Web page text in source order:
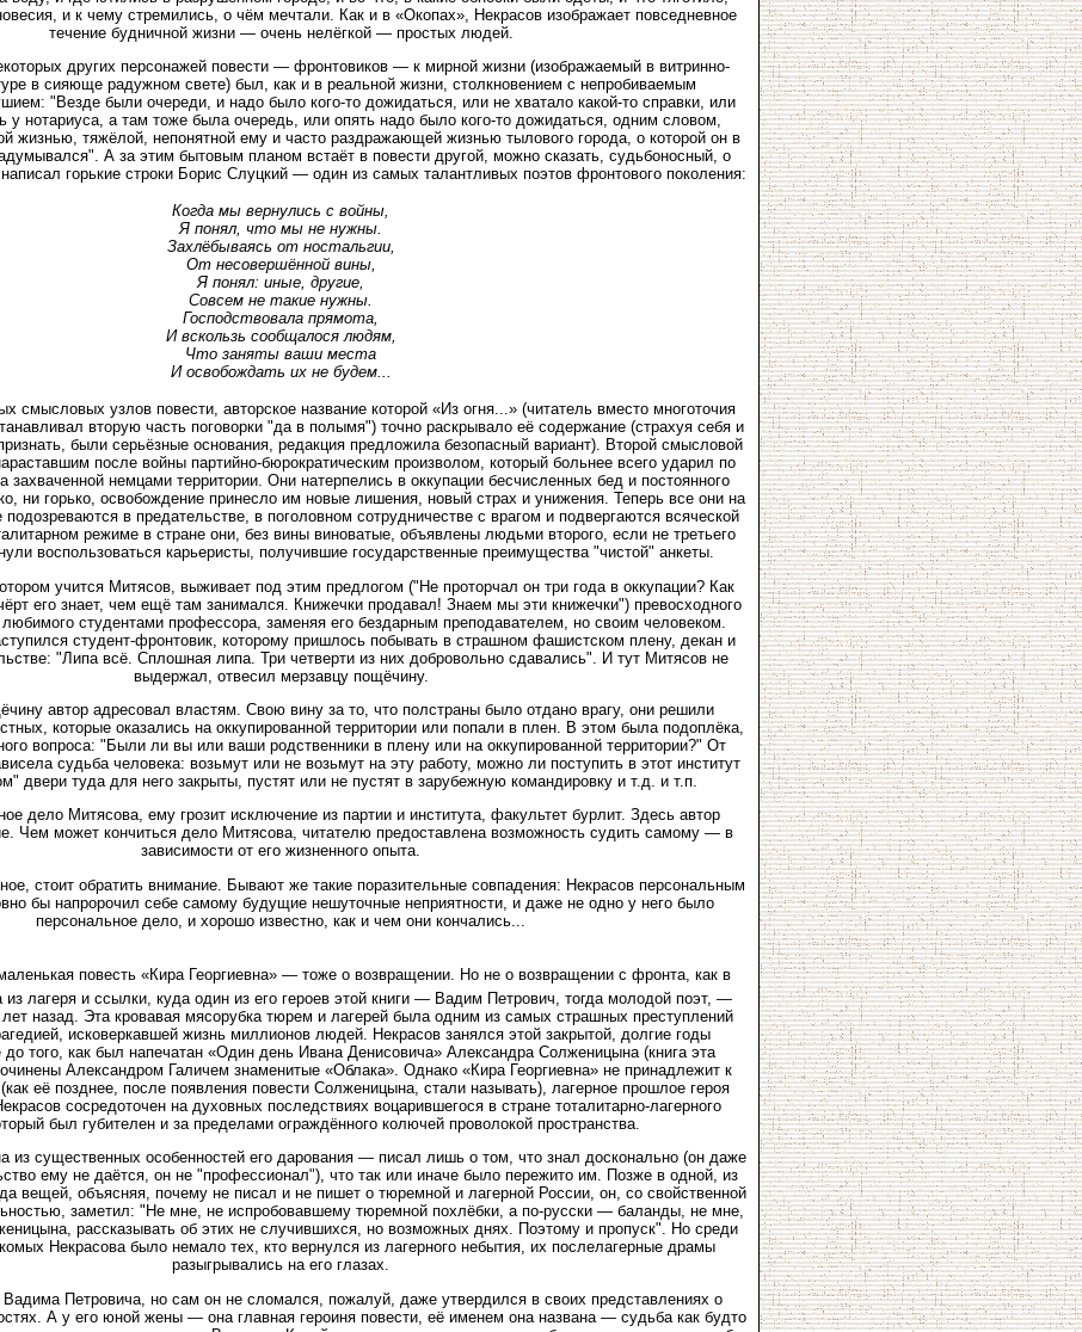
и к чему стремились, о чём мечтали. Как и в «Окопах», Некрасов изображает повседневное
течение будничной жизни — очень нелёгкой — простых людей.
других персонажей повести — фронтовиков — к мирной жизни (изображаемый в витринно-
в сияюще радужном свете) был, как и в реальной жизни, столкновением с непробиваемым
"Везде были очереди, и надо было кого-то дожидаться, или не хватало какой-то справки, или
у нотариуса, а там тоже была очередь, или опять надо было кого-то дожидаться, одним словом,
жизнью, тяжёлой, непонятной ему и часто раздражающей жизнью тылового города, о которой он в
А за этим бытовым планом встаёт в повести другой, можно сказать, судьбоносный, о
горькие строки Борис Слуцкий — один из самых талантливых поэтов фронтового поколения:
Когда мы вернулись с войны,
Я понял, что мы не нужны.
Захлёбываясь от ностальгии,
От несовершённой вины,
Я понял: иные, другие,
Совсем не такие нужны.
Господствовала прямота,
И вскользь сообщалося людям,
Что заняты ваши места
И освобождать их не будем...
смысловых узлов повести, авторское название которой «Из огня...» (читатель вместо многоточия
вторую часть поговорки "да в полымя") точно раскрывало её содержание (страхуя себя и
были серьёзные основания, редакция предложила безопасный вариант). Второй смысловой
после войны партийно-бюрократическим произволом, который больнее всего ударил по
немцами территории. Они натерпелись в оккупации бесчисленных бед и постоянного
ни горько, освобождение принесло им новые лишения, новый страх и унижения. Теперь все они на
подозреваются в предательстве, в поголовном сотрудничестве с врагом и подвергаются всяческой
режиме в стране они, без вины виноватые, объявлены людьми второго, если не третьего
воспользоваться карьеристы, получившие государственные преимущества "чистой" анкеты.
учится Митясов, выживает под этим предлогом ("Не проторчал он три года в оккупации? Как
его знает, чем ещё там занимался. Книжечки продавал! Знаем мы эти книжечки") превосходного
любимого студентами профессора, заменяя его бездарным преподавателем, но своим человеком.
студент-фронтовик, которому пришлось побывать в страшном фашистском плену, декан и
"Липа всё. Сплошная липа. Три четверти из них добровольно сдавались". И тут Митясов не
выдержал, отвесил мерзавцу пощёчину.
автор адресовал властям. Свою вину за то, что полстраны было отдано врагу, они решили
которые оказались на оккупированной территории или попали в плен. В этом была подоплёка,
вопроса: "Были ли вы или ваши родственники в плену или на оккупированной территории?" От
судьба человека: возьмут или не возьмут на эту работу, можно ли поступить в этот институт
двери туда для него закрыты, пустят или не пустят в зарубежную командировку и т.д. и т.п.
дело Митясова, ему грозит исключение из партии и института, факультет бурлит. Здесь автор
Чем может кончиться дело Митясова, читателю предоставлена возможность судить самому — в
зависимости от его жизненного опыта.
стоит обратить внимание. Бывают же такие поразительные совпадения: Некрасов персональным
бы напророчил себе самому будущие нешуточные неприятности, и даже не одно у него было
персональное дело, и хорошо известно, как и чем они кончались...
повесть «Кира Георгиевна» — тоже о возвращении. Но не о возвращении с фронта, как в
лагеря и ссылки, куда один из его героев этой книги — Вадим Петрович, тогда молодой поэт, —
назад. Эта кровавая мясорубка тюрем и лагерей была одним из самых страшных преступлений
исковеркавшей жизнь миллионов людей. Некрасов занялся этой закрытой, долгие годы
того, как был напечатан «Один день Ивана Денисовича» Александра Солженицына (книга эта
Александром Галичем знаменитые «Облака». Однако «Кира Георгиевна» не принадлежит к
её позднее, после появления повести Солженицына, стали называть), лагерное прошлое героя
сосредоточен на духовных последствиях воцарившегося в стране тоталитарно-лагерного
был губителен и за пределами ограждённого колючей проволокой пространства.
из существенных особенностей его дарования — писал лишь о том, что знал досконально (он даже
ему не даётся, он не "профессионал"), что так или иначе было пережито им. Позже в одной, из
вещей, объясняя, почему не писал и не пишет о тюремной и лагерной России, он, со свойственной
заметил: "Не мне, не испробовавшему тюремной похлёбки, а по-русски — баланды, не мне,
рассказывать об этих не случившихся, но возможных днях. Поэтому и пропуск". Но среди
Некрасова было немало тех, кто вернулся из лагерного небытия, их послелагерные драмы
разыгрывались на его глазах.
Петровича, но сам он не сломался, пожалуй, даже утвердился в своих представлениях о
А у его юной жены — она главная героиня повести, её именем она названа — судьба как будто